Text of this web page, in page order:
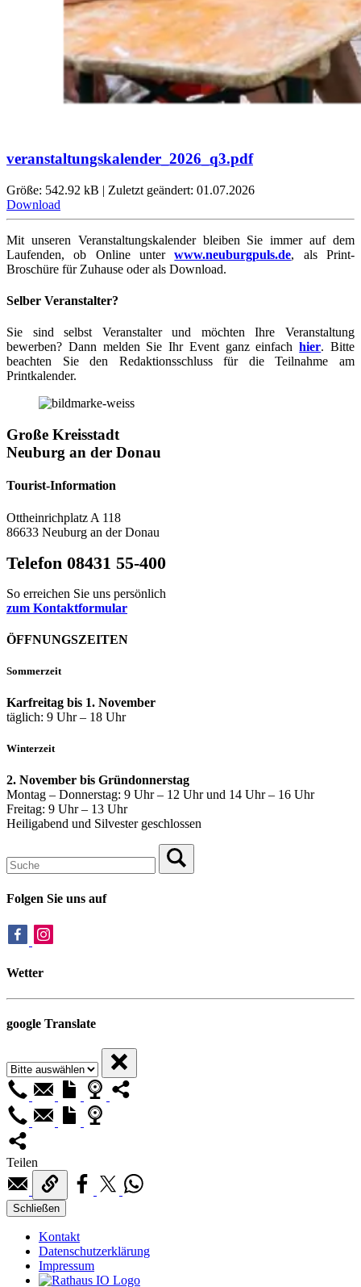
veranstaltungskalender_2026_q3.pdf
Größe: 542.92 kB | Zuletzt geändert: 01.07.2026
Download
Mit unseren Veranstaltungskalender bleiben Sie immer auf dem
Laufenden, ob Online unterwww.neuburgpuls.de,
als Print-
Broschüre für Zuhause oder als Download.
Selber Veranstalter?
Sie sind selbst Veranstalter und möchten Ihre Veranstaltung
bewerben? Dann melden Sie Ihr Event ganz einfachhier. Bitte
beachten Sie den Redaktionsschluss für die Teilnahme am
Printkalender.
Große Kreisstadt
Neuburg an der Donau
Tourist-Information
Ottheinrichplatz A 118
86633 Neuburg an der Donau
Telefon 08431 55-400
So erreichen Sie uns persönlich
zum Kontaktformular
ÖFFNUNGSZEITEN
Sommerzeit
Karfreitag bis 1. November
täglich: 9 Uhr – 18 Uhr
Winterzeit
2. November bis Gründonnerstag
Montag – Donnerstag: 9 Uhr – 12 Uhr und 14 Uhr – 16 Uhr
Freitag: 9 Uhr – 13 Uhr
Heiligabend und Silvester geschlossen
Folgen Sie uns auf
Wetter
google Translate
Teilen
Schließen
Kontakt
Datenschutzerklärung
Impressum